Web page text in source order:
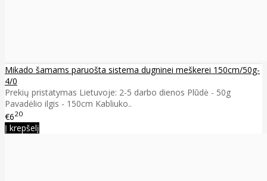
Mikado šamams paruošta sistema dugninei meškerei 150cm/50g-
4/0
Prekių pristatymas Lietuvoje: 2-5 darbo dienos Plūdė - 50g
Pavadėlio ilgis - 150cm Kabliuko..
€620
Į krepšelį